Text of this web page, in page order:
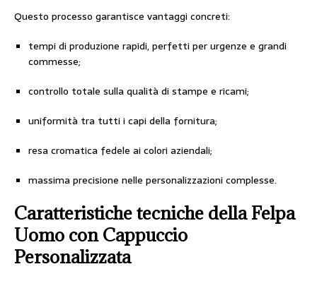
Questo processo garantisce vantaggi concreti:
tempi di produzione rapidi, perfetti per urgenze e grandi
commesse;
controllo totale sulla qualità di stampe e ricami;
uniformità tra tutti i capi della fornitura;
resa cromatica fedele ai colori aziendali;
massima precisione nelle personalizzazioni complesse.
Caratteristiche tecniche della Felpa
Uomo con Cappuccio
Personalizzata